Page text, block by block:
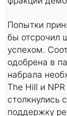
Попытки
бы отсрочил
успехом.
одобрена в
набрала
The Hill и
столкнулись
поддержку